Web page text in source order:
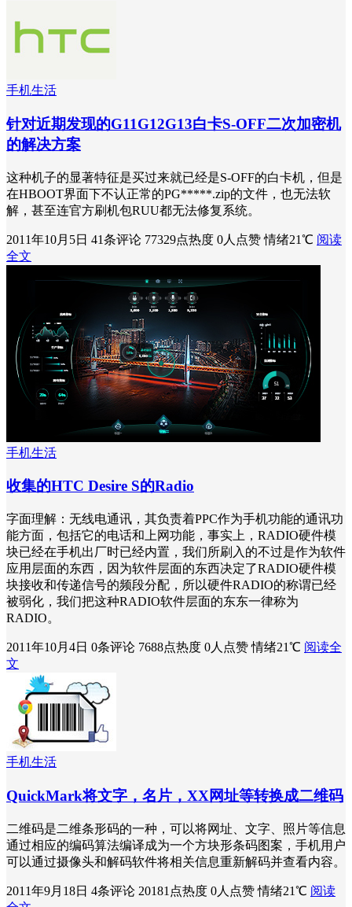
手机生活
针对近期发现的G11G12G13白卡S-OFF二次加密机
的解决方案
这种机子的显著特征是买过来就已经是S-OFF的白卡机，但是
在HBOOT界面下不认正常的PG*****.zip的文件，也无法软
解，甚至连官方刷机包RUU都无法修复系统。
2011年10月5日 41条评论 77329点热度 0人点赞 情绪21℃ 阅读
全文
手机生活
收集的HTC Desire S的Radio
字面理解：无线电通讯，其负责着PPC作为手机功能的通讯功
能方面，包括它的电话和上网功能，事实上，RADIO硬件模
块已经在手机出厂时已经内置，我们所刷入的不过是作为软件
应用层面的东西，因为软件层面的东西决定了RADIO硬件模
块接收和传递信号的频段分配，所以硬件RADIO的称谓已经
被弱化，我们把这种RADIO软件层面的东东一律称为
RADIO。
2011年10月4日 0条评论 7688点热度 0人点赞 情绪21℃ 阅读全
文
手机生活
QuickMark将文字，名片，XX网址等转换成二维码
二维码是二维条形码的一种，可以将网址、文字、照片等信息
通过相应的编码算法编译成为一个方块形条码图案，手机用户
可以通过摄像头和解码软件将相关信息重新解码并查看内容。
2011年9月18日 4条评论 20181点热度 0人点赞 情绪21℃ 阅读